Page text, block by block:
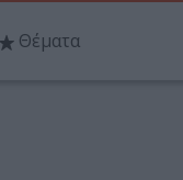
Θέματα